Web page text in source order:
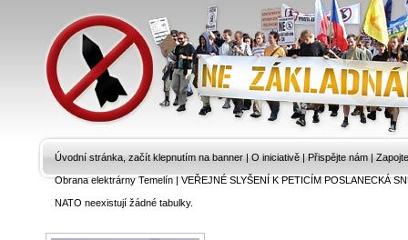
Úvodní stránka, začít klepnutím na banner | O iniciativě | Přispějte nám |
Obrana elektrárny Temelín|VEŘEJNÉ SLYŠENÍ K PETICÍM POSLANECKÁ
NATO neexistují žádné tabulky.